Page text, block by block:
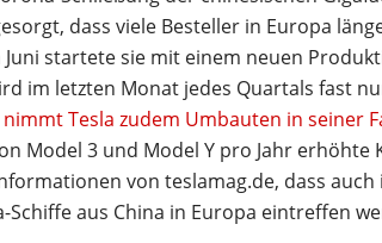
dass viele Besteller in Europa
startete sie mit einem neuen
im letzten Monat jedes Quartals fast
nimmt Tesla zudem Umbauten in seiner
Model 3 und Model Y pro Jahr erhöhte
von teslamag.de, dass
Schiffe aus China in Europa eintreffen